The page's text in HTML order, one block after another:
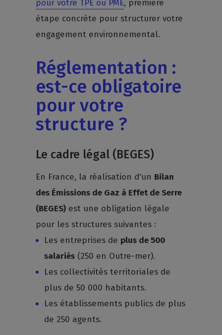
pour votre TPE ou PME, première
étape concrète pour structurer votre
engagement environnemental.
Réglementation :
est-ce obligatoire
pour votre
structure ?
Le cadre légal (BEGES)
En France, la réalisation d'un Bilan
des Émissions de Gaz à Effet de Serre
(BEGES) est une obligation légale
pour les structures suivantes :
Les entreprises de plus de 500
salariés (250 en Outre-mer).
Les collectivités territoriales de
plus de 50 000 habitants.
Les établissements publics de plus
de 250 agents.